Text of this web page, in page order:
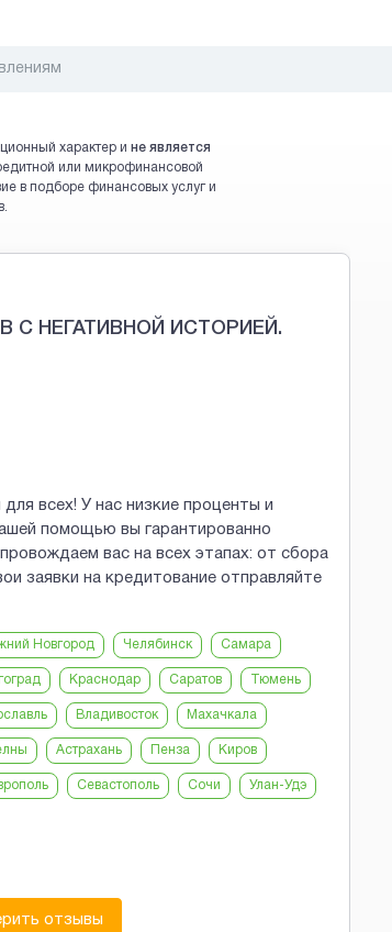
характер и не является
или микрофинансовой
в подборе финансовых услуг и
НЕГАТИВНОЙ ИСТОРИЕЙ.
всех! У нас низкие проценты и
помощью вы гарантированно
вас на всех этапах: от сбора
заявки на кредитование отправляйте
Новгород Челябинск Самара
Краснодар Саратов Тюмень
Владивосток Махачкала
Астрахань Пенза Киров
Севастополь Сочи Улан-Удэ
отзывы